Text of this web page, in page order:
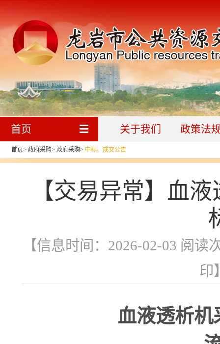
首页 关于我们 政策法
首页> 政府采购> 政府采购> 中标、成交公告
【交易异常】血
【信息时间：2026-02-03 阅读
印
血液透析机